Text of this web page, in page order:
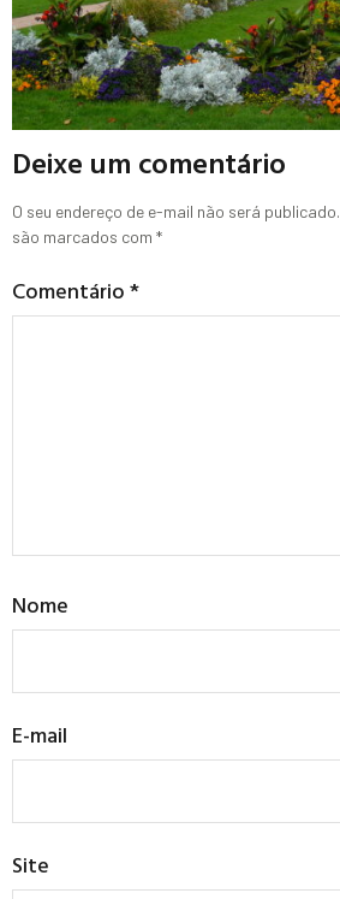
Deixe um comentário
O seu endereço de e-mail não será publicado.
são marcados com *
Comentário*
Nome
E-mail
Site